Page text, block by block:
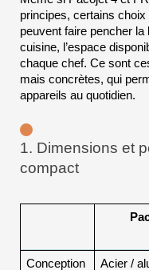
principes, certains
peuvent faire pencher la
cuisine, l’espace
chaque chef. Ce sont
mais concrètes, qui
appareils au quotidien.
1. Dimensions et
compact
Conception Acier /